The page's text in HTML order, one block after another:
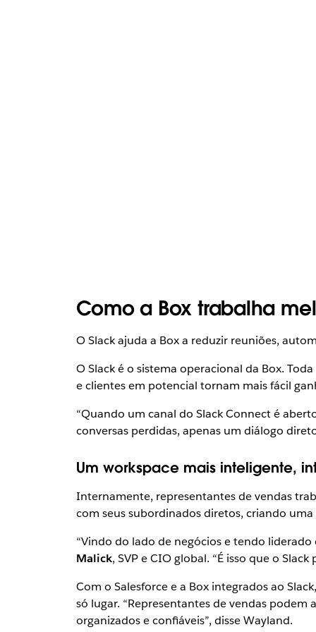
Como a Box trabalha
O Slack ajuda a Box a reduzir reuniões,
O Slack é o sistema operacional da Box.
e clientes em potencial tornam mais fácil
“Quando um canal do Slack Connect é
conversas perdidas, apenas um diálogo
Um workspace mais inteligente,
Internamente, representantes de vendas
com seus subordinados diretos, criando
“Vindo do lado de negócios e tendo
Malick, SVP e CIO global. “É isso que o
Com o Salesforce e a Box integrados ao
só lugar. “Representantes de vendas
organizados e confiáveis”, disse Wayland.